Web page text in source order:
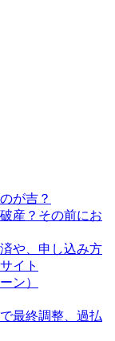
が吉？
産？その前にお
や、申し込み方
イト
ン）
最終調整、過払